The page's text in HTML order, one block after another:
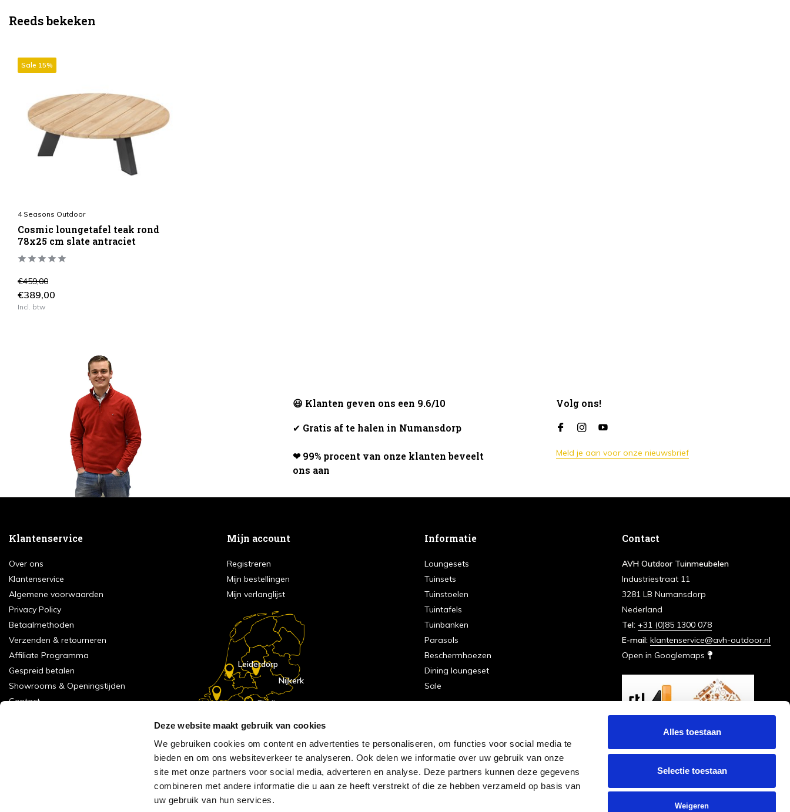
Deze website maakt gebruik van cookies
We gebruiken cookies om content en advertenties te personaliseren, om functies voor social media te
bieden en om ons websiteverkeer te analyseren. Ook delen we informatie over uw gebruik van onze
site met onze partners voor social media, adverteren en analyse. Deze partners kunnen deze gegevens
combineren met andere informatie die u aan ze heeft verstrekt of die ze hebben verzameld op basis van
uw gebruik van hun services.
Alles toestaan
Selectie toestaan
Weigeren
Reeds bekeken
Sale 15%
4 Seasons Outdoor
Cosmic loungetafel teak rond
78x25 cm slate antraciet
€459,00
€389,00
Incl. btw
😃 Klanten geven ons een 9.6/10
✔ Gratis af te halen in Numansdorp
❤ 99% procent van onze klanten beveelt
ons aan
Volg ons!
Meld je aan voor onze nieuwsbrief
Klantenservice
Over ons
Klantenservice
Algemene voorwaarden
Privacy Policy
Betaalmethoden
Verzenden & retourneren
Affiliate Programma
Gespreid betalen
Showrooms & Openingstijden
Contact
Mijn account
Registreren
Mijn bestellingen
Mijn verlanglijst
Eindhoven
Nijkerk
Leiderdorp
Informatie
Loungesets
Tuinsets
Tuinstoelen
Tuintafels
Tuinbanken
Parasols
Beschermhoezen
Dining loungeset
Sale
Contact
AVH Outdoor Tuinmeubelen
Industriestraat 11
3281 LB Numansdorp
Nederland
Tel: +31 (0)85 1300 078
E-mail: klantenservice@avh-outdoor.nl
Open in Googlemaps